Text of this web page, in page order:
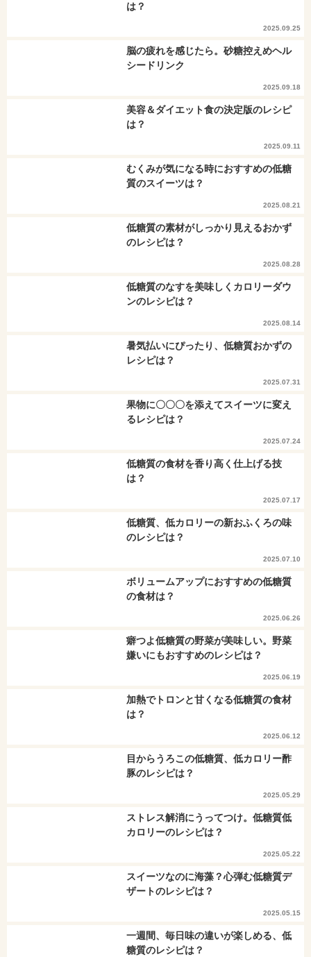
は？
2025.09.25
脳の疲れを感じたら。砂糖控えめヘル
シードリンク
2025.09.18
美容＆ダイエット食の決定版のレシピ
は？
2025.09.11
むくみが気になる時におすすめの低糖
質のスイーツは？
2025.08.21
低糖質の素材がしっかり見えるおかず
のレシピは？
2025.08.28
低糖質のなすを美味しくカロリーダウ
ンのレシピは？
2025.08.14
暑気払いにぴったり、低糖質おかずの
レシピは？
2025.07.31
果物に〇〇〇を添えてスイーツに変え
るレシピは？
2025.07.24
低糖質の食材を香り高く仕上げる技
は？
2025.07.17
低糖質、低カロリーの新おふくろの味
のレシピは？
2025.07.10
ボリュームアップにおすすめの低糖質
の食材は？
2025.06.26
癖つよ低糖質の野菜が美味しい。野菜
嫌いにもおすすめのレシピは？
2025.06.19
加熱でトロンと甘くなる低糖質の食材
は？
2025.06.12
目からうろこの低糖質、低カロリー酢
豚のレシピは？
2025.05.29
ストレス解消にうってつけ。低糖質低
カロリーのレシピは？
2025.05.22
スイーツなのに海藻？心弾む低糖質デ
ザートのレシピは？
2025.05.15
一週間、毎日味の違いが楽しめる、低
糖質のレシピは？